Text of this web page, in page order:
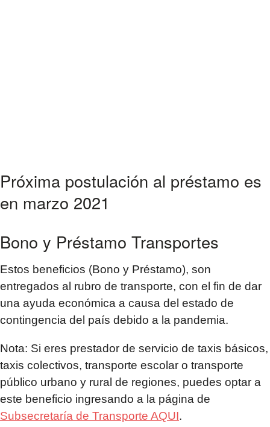
Próxima postulación al préstamo es
en marzo 2021
Bono y Préstamo Transportes
Estos beneficios (Bono y Préstamo), son
entregados al rubro de transporte, con el fin de dar
una ayuda económica a causa del estado de
contingencia del país debido a la pandemia.
Nota: Si eres prestador de servicio de taxis básicos,
taxis colectivos, transporte escolar o transporte
público urbano y rural de regiones, puedes optar a
este beneficio ingresando a la página de
Subsecretaría de Transporte AQUI.